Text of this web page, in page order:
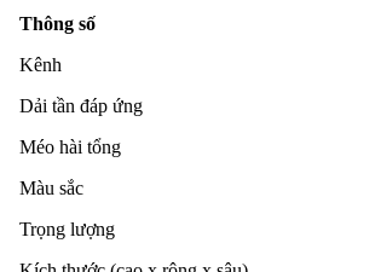
Thông số
Kênh
Dải tần đáp ứng
Méo hài tổng
Màu sắc
Trọng lượng